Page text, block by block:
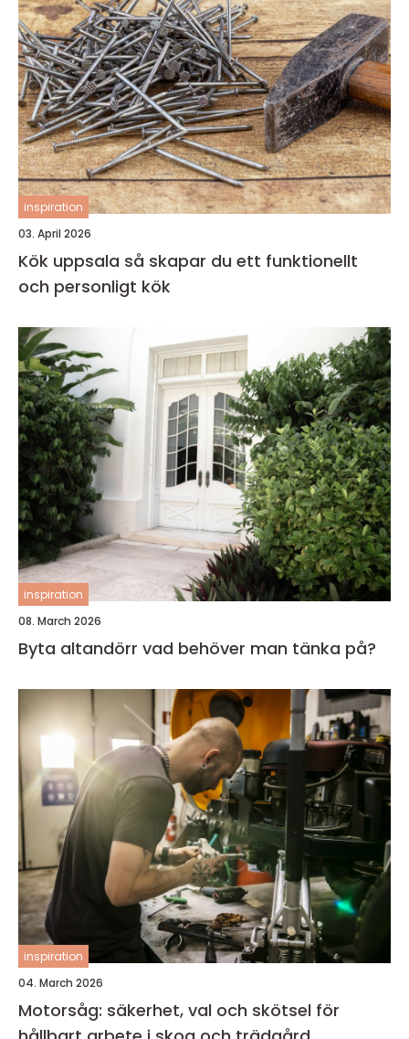
inspiration
03. April 2026
Kök uppsala så skapar du ett funktionellt
och personligt kök
inspiration
08. March 2026
Byta altandörr vad behöver man tänka på?
inspiration
04. March 2026
Motorsåg: säkerhet, val och skötsel för